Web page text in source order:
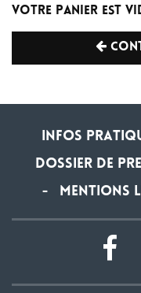
Votre panier est
Infos
Dossier de
- Mentions